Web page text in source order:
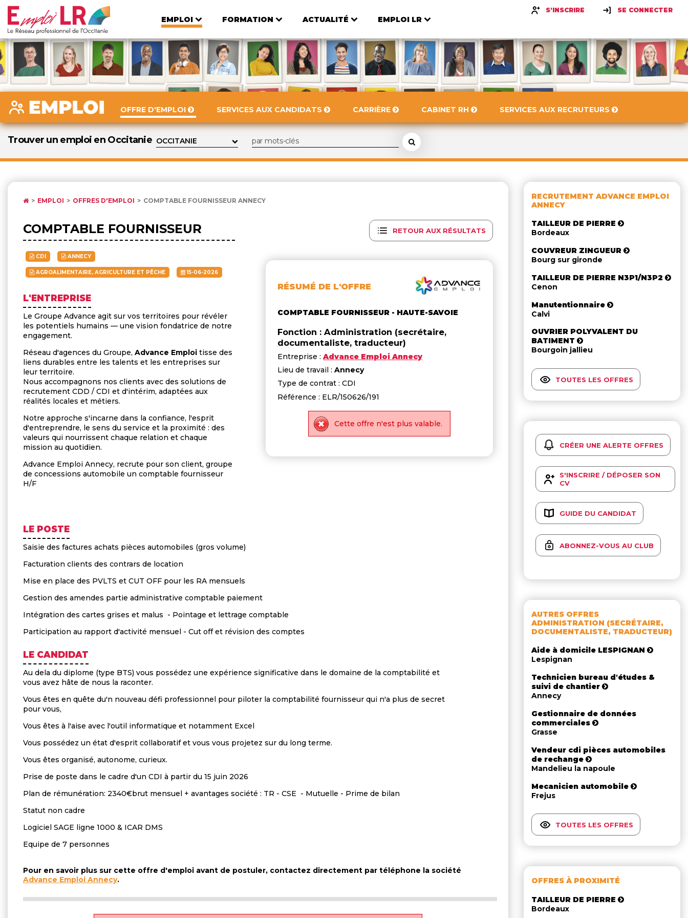
EMPLOI FORMATION ACTUALITÉ EMPLOI LR
S'INSCRIRE SE CONNECTER
OFFRE D'EMPLOI SERVICES AUX CANDIDATS CARRIÈRE CABINET RH SERVICES AUX RECRUTEURS
Trouver un emploi en Occitanie
EMPLOI OFFRES D'EMPLOI COMPTABLE FOURNISSEUR ANNECY
RETOUR AUX RÉSULTATS
RÉSUMÉ DE L'OFFRE
COMPTABLE FOURNISSEUR - HAUTE-SAVOIE
Fonction : Administration (secrétaire,
documentaliste, traducteur)
Entreprise : Advance Emploi Annecy
Lieu de travail : Annecy
Type de contrat : CDI
Référence : ELR/150626/191
Cette offre n'est plus valable.
COMPTABLE FOURNISSEUR
CDI ANNECY
AGROALIMENTAIRE, AGRICULTURE ET PÊCHE 15-06-2026
L'ENTREPRISE
Le Groupe Advance agit sur vos territoires pour révéler
les potentiels humains — une vision fondatrice de notre
engagement.
Réseau d'agences du Groupe, Advance Emploi tisse des
liens durables entre les talents et les entreprises sur
leur territoire.
Nous accompagnons nos clients avec des solutions de
recrutement CDD / CDI et d'intérim, adaptées aux
réalités locales et métiers.
Notre approche s'incarne dans la confiance, l'esprit
d'entreprendre, le sens du service et la proximité : des
valeurs qui nourrissent chaque relation et chaque
mission au quotidien.
Advance Emploi Annecy, recrute pour son client, groupe
de concessions automobile un comptable fournisseur
H/F
LE POSTE
Saisie des factures achats pièces automobiles (gros volume)
Facturation clients des contrars de location
Mise en place des PVLTS et CUT OFF pour les RA mensuels
Gestion des amendes partie administrative comptable paiement
Intégration des cartes grises et malus - Pointage et lettrage comptable
Participation au rapport d'activité mensuel - Cut off et révision des comptes
LE CANDIDAT
Au dela du diplome (type BTS) vous possédez une expérience significative dans le domaine de la comptabilité et
vous avez hâte de nous la raconter.
Vous êtes en quête du'n nouveau défi professionnel pour piloter la comptabilité fournisseur qui n'a plus de secret
pour vous,
Vous êtes à l'aise avec l'outil informatique et notamment Excel
Vous possédez un état d'esprit collaboratif et vous vous projetez sur du long terme.
Vous êtes organisé, autonome, curieux.
Prise de poste dans le cadre d'un CDI à partir du 15 juin 2026
Plan de rémunération: 2340€brut mensuel + avantages société : TR - CSE - Mutuelle - Prime de bilan
Statut non cadre
Logiciel SAGE ligne 1000 & ICAR DMS
Equipe de 7 personnes
Pour en savoir plus sur cette offre d'emploi avant de postuler, contactez directement par téléphone la société
Advance Emploi Annecy.
RECRUTEMENT ADVANCE EMPLOI
ANNECY
TAILLEUR DE PIERRE
Bordeaux
COUVREUR ZINGUEUR
Bourg sur gironde
TAILLEUR DE PIERRE N3P1/N3P2
Cenon
Manutentionnaire
Calvi
OUVRIER POLYVALENT DU
BATIMENT
Bourgoin jallieu
TOUTES LES OFFRES
CRÉER UNE ALERTE OFFRES
S'INSCRIRE / DÉPOSER SON
CV
GUIDE DU CANDIDAT
ABONNEZ-VOUS AU CLUB
AUTRES OFFRES
ADMINISTRATION (SECRÉTAIRE,
DOCUMENTALISTE, TRADUCTEUR)
Aide à domicile LESPIGNAN
Lespignan
Technicien bureau d'études &
suivi de chantier
Annecy
Gestionnaire de données
commerciales
Grasse
Vendeur cdi pièces automobiles
de rechange
Mandelieu la napoule
Mecanicien automobile
Frejus
TOUTES LES OFFRES
OFFRES À PROXIMITÉ
TAILLEUR DE PIERRE
Bordeaux